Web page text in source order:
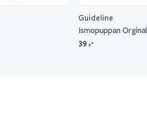
Guideline
Ismopuppan Orginal
39 ,-